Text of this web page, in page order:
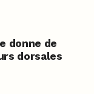
donne de
dorsales